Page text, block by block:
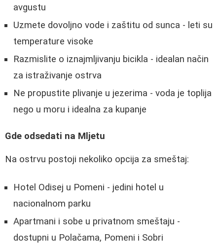
avgustu
Uzmete dovoljno vode i zaštitu od sunca - leti su
temperature visoke
Razmislite o iznajmljivanju bicikla - idealan način
za istraživanje ostrva
Ne propustite plivanje u jezerima - voda je toplija
nego u moru i idealna za kupanje
Gde odsedati na Mljetu
Na ostrvu postoji nekoliko opcija za smeštaj:
Hotel Odisej u Pomeni - jedini hotel u
nacionalnom parku
Apartmani i sobe u privatnom smeštaju -
dostupni u Polačama, Pomeni i Sobri